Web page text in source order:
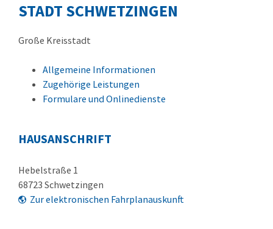
STADT SCHWETZINGEN
Große Kreisstadt
Allgemeine Informationen
Zugehörige Leistungen
Formulare und Onlinedienste
HAUSANSCHRIFT
Hebelstraße 1
68723 Schwetzingen
Zur elektronischen Fahrplanauskunft